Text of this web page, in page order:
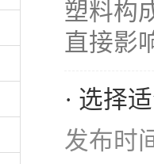
塑料构
直接影
· 选择
发布时